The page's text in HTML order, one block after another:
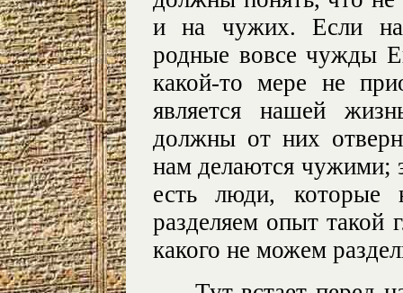
и на чужих. Если
родные вовсе чужды
какой-то мере не
является нашей
должны от них
нам делаются чужими;
есть люди,
разделяем опыт такой
какого не можем